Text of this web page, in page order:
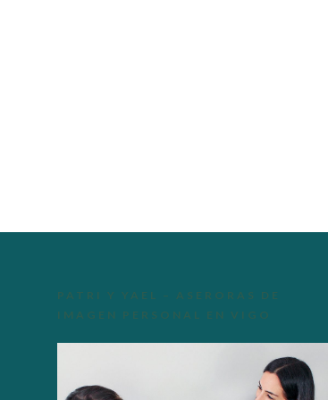
PATRI Y YAEL – ASERORAS DE
IMAGEN PERSONAL EN VIGO